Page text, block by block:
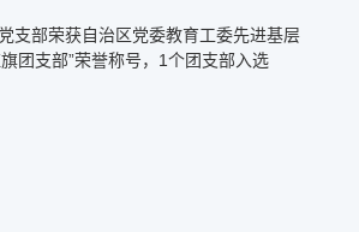
支部荣获自治区党委教育工委先进基层
团支部”荣誉称号，1个团支部入选